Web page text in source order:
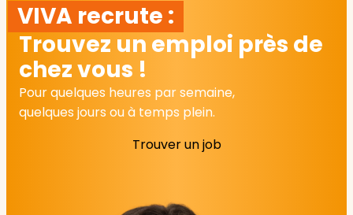
VIVA recrute :
Trouvez un emploi près de
chez vous !
Pour quelques heures par semaine,
quelques jours ou à temps plein.
Trouver un job